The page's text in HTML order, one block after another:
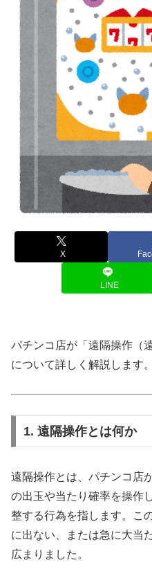
X
LINE
パチンコ店が「遠隔操作（
について詳しく解説します。
1. 遠隔操作とは何か
遠隔操作とは、パチンコ店
の出玉や当たり確率を操作
整する行為を指します。こ
に出ない、または急に大当
広まりました。